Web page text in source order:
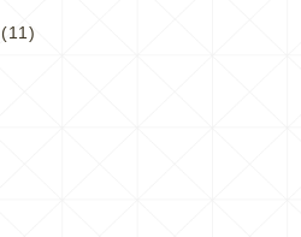
(11)